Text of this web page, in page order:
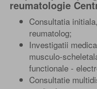
reumatologie
Consultatia
reumatolog;
Investigatii
musculo-
functionale -
Consultatie